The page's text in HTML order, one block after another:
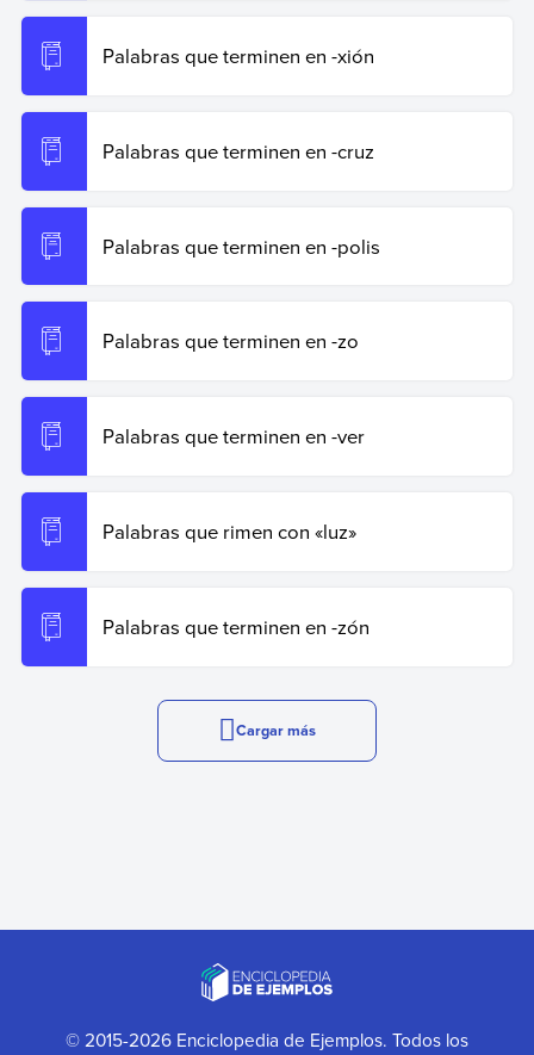
Palabras que terminen en -xión
Palabras que terminen en -cruz
Palabras que terminen en -polis
Palabras que terminen en -zo
Palabras que terminen en -ver
Palabras que rimen con «luz»
Palabras que terminen en -zón
Cargar más
© 2015-2026 Enciclopedia de Ejemplos. Todos los